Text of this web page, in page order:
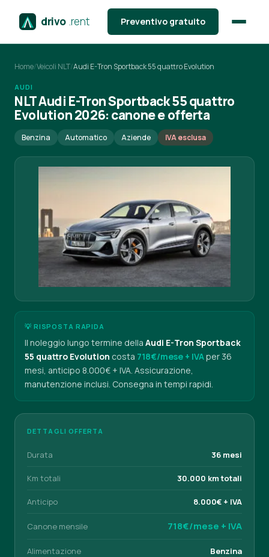
drivo .rent Preventivo gratuito
Home/Veicoli NLT/Audi E-Tron Sportback 55 quattro Evolution
AUDI
NLT Audi E-Tron Sportback 55 quattro
Evolution 2026: canone e offerta
Benzina Automatico Aziende IVA esclusa
💡 RISPOSTA RAPIDA
Il noleggio lungo termine della Audi E-Tron Sportback
55 quattro Evolution costa 718€/mese + IVAper 36
mesi, anticipo 8.000€ + IVA. Assicurazione,
manutenzione inclusi. Consegna in tempi rapidi.
DETTAGLI OFFERTA
Durata 36 mesi
Km totali 30.000 km totali
Anticipo 8.000€ + IVA
Canone mensile 718€/mese + IVA
Alimentazione Benzina